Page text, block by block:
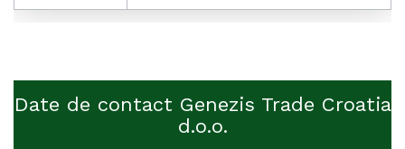
Date de contact Genezis Trade Croatia
d.o.o.